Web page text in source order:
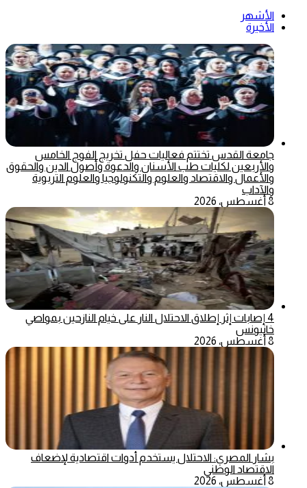
الأشهر
الأخيرة
جامعة القدس تختتم فعاليات حفل تخريج الفوج الخامس
والأربعين لكليات طب الأسنان والدعوة وأصول الدين والحقوق
والأعمال والاقتصاد والعلوم والتكنولوجيا والعلوم التربوية
والآداب
8 أغسطس، 2026
4 إصابات إثر إطلاق الاحتلال النار على خيام النازحين بمواصي
خانيونس
8 أغسطس، 2026
بشار المصري: الاحتلال يستخدم أدوات اقتصادية لإضعاف
الاقتصاد الوطني
8 أغسطس، 2026